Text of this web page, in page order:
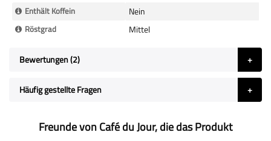
Enthält Koffein Nein
Röstgrad Mittel
Bewertungen 2
Häufig gestellte Fragen
Freunde von Café du Jour, die das Produkt